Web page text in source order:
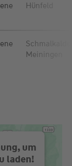
Hünfeld
Meiningen
um
laden!